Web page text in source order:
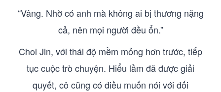
“Vâng. Nhờ có anh mà không ai bị thương nặng
cả, nên mọi người đều ổn.”
Choi Jin, với thái độ mềm mỏng hơn trước, tiếp
tục cuộc trò chuyện. Hiểu lầm đã được giải
quyết, cô cũng có điều muốn nói với đối